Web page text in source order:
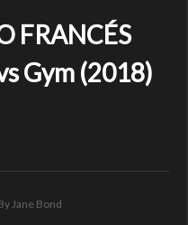
FRANCÉS
Gym (2018)
Jane Bond